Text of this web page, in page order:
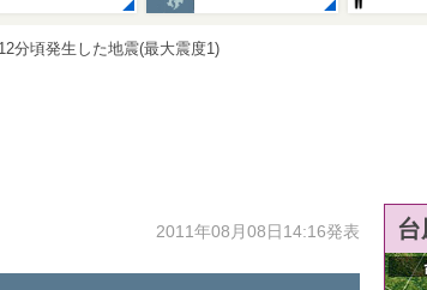
分頃発生した地震(最大震度1)
2011年08月08日14:16発表